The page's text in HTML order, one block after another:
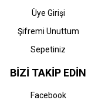
Üye Girişi
Şifremi Unuttum
Sepetiniz
BİZİ TAKİP EDİN
Facebook